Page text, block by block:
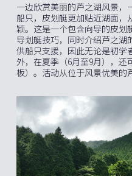
一边欣赏美丽的芦之湖风景，
船只，皮划艇更加贴近湖面，
颖。这是一个包含向导的皮划
导划艇技巧，同时介绍芦之湖
供船只支援，因此无论是初学
外，在夏季（6月至9月），还
板）。活动从位于风景优美的